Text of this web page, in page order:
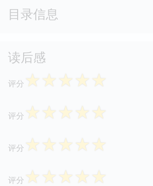
目录信息
读后感
评分 ☆☆☆☆☆
评分 ☆☆☆☆☆
评分 ☆☆☆☆☆
评分 ☆☆☆☆☆